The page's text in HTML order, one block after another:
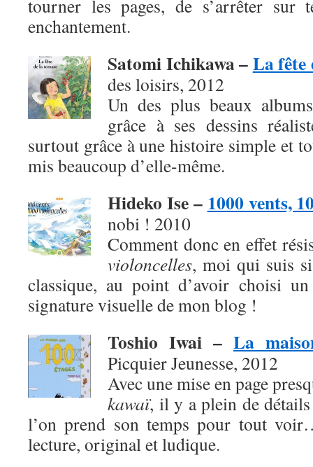
tourner les pages, de s’arrêter sur
enchantement.
Satomi Ichikawa –La fête
des loisirs, 2012
Un des plus beaux
grâce à ses dessins
surtout grâce à une histoire simple et
mis beaucoup d’elle-même.
Hideko Ise – 1000 vents,
nobi ! 2010
Comment donc en effet
violoncelles, moi qui suis
classique, au point d’avoir choisi
signature visuelle de mon blog !
Toshio Iwai – La
Picquier Jeunesse, 2012
Avec une mise en page
kawaï, il y a plein de
l’on prend son temps pour tout
lecture, original et ludique.